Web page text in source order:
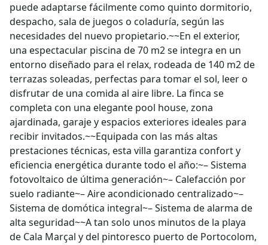
puede adaptarse fácilmente como quinto dormitorio,
despacho, sala de juegos o coladuría, según las
necesidades del nuevo propietario.~~En el exterior,
una espectacular piscina de 70 m2 se integra en un
entorno diseñado para el relax, rodeada de 140 m2 de
terrazas soleadas, perfectas para tomar el sol, leer o
disfrutar de una comida al aire libre. La finca se
completa con una elegante pool house, zona
ajardinada, garaje y espacios exteriores ideales para
recibir invitados.~~Equipada con las más altas
prestaciones técnicas, esta villa garantiza confort y
eficiencia energética durante todo el año:~– Sistema
fotovoltaico de última generación~– Calefacción por
suelo radiante~– Aire acondicionado centralizado~–
Sistema de domótica integral~– Sistema de alarma de
alta seguridad~~A tan solo unos minutos de la playa
de Cala Marçal y del pintoresco puerto de Portocolom,